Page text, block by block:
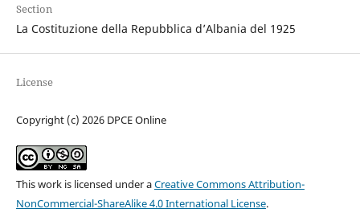
Section
La Costituzione della Repubblica d’Albania del 1925
License
Copyright (c) 2026 DPCE Online
This work is licensed under aCreative Commons Attribution-
NonCommercial-ShareAlike 4.0 International License.